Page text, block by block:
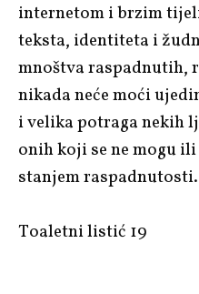
internetom i brzim
teksta, identiteta i
mnoštva raspadnutih,
nikada neće moći
i velika potraga nekih
onih koji se ne mogu
stanjem
Toaletni listić 19